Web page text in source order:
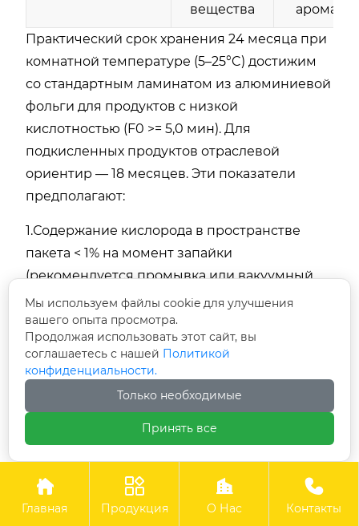
вещества
аромата
Практический срок хранения 24 месяца при
комнатной температуре (5–25°C) достижим
со стандартным ламинатом из алюминиевой
фольги для продуктов с низкой
кислотностью (F0 >= 5,0 мин). Для
подкисленных продуктов отраслевой
ориентир — 18 месяцев. Эти показатели
предполагают:
1.Содержание кислорода в пространстве
пакета < 1% на момент запайки
(рекомендуется промывка или вакуумный
розлив)
2.Целостность шва подтверждена 100%
визуальным контролем + статистическим
испытанием по ASTM F1929
3.Условия хранения: избегать прямого
солнечного света, температур выше 35°C и
7. Контроль качества:
требования нулевого дефекта

Главная

Продукция

О Нас

Контакты
Мы используем файлы cookie для улучшения
вашего опыта просмотра.
Продолжая использовать этот сайт, вы
соглашаетесь с нашей Политикой
конфиденциальности.
Только необходимые
Принять все